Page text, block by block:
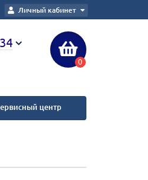
Личный кабинет
0
центр